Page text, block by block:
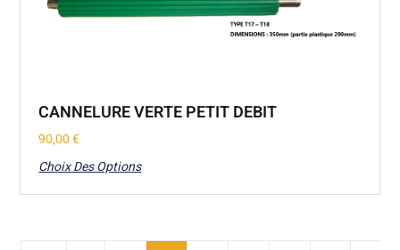
CANNELURE VERTE PETIT DEBIT
90,00€
Choix Des Options